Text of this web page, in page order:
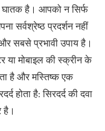
है। आपको न सिर्फ
सर्वश्रेष्ठ प्रदर्शन नहीं
सबसे प्रभावी उपाय है।
मोबाइल की स्क्रीन के
है और मस्तिष्क एक
होता है: सिरदर्द की दवा
है।